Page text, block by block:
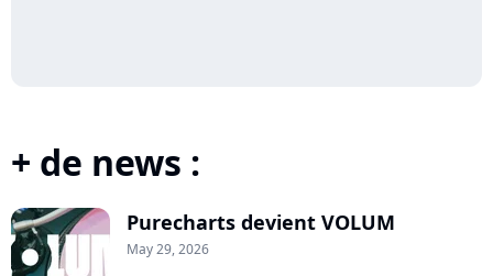
+ de news :
Purecharts devient VOLUM
May 29, 2026